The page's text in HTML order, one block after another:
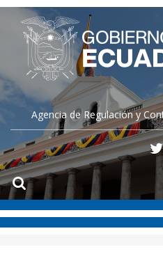
Agencia de Regulación y